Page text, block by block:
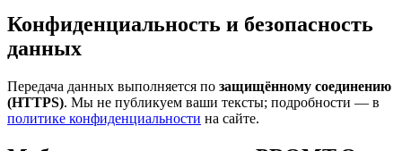
Конфиденциальность и безопасность
данных
Передача данных выполняется по защищённому соединению
(HTTPS). Мы не публикуем ваши тексты; подробности — в
политике конфиденциальности на сайте.